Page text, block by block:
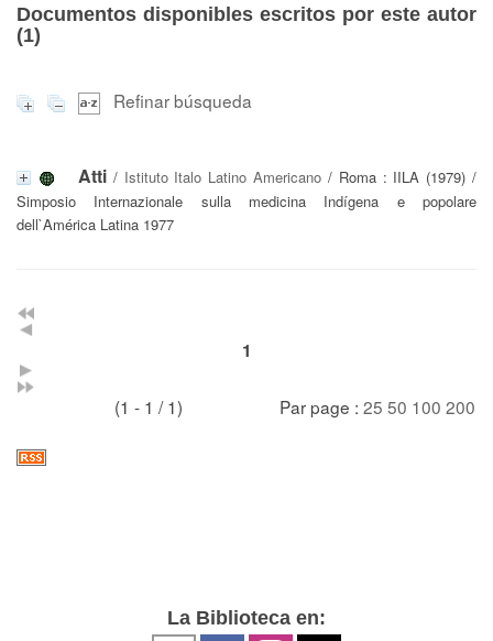
Documentos disponibles escritos por este autor
(1)
Refinar búsqueda
Atti/ Istituto Italo Latino Americano / Roma : IILA (1979) /
Simposio Internazionale sulla medicina Indígena e popolare
dell`América Latina 1977
1
(1 - 1 / 1) Par page : 25 50 100 200
La Biblioteca en: